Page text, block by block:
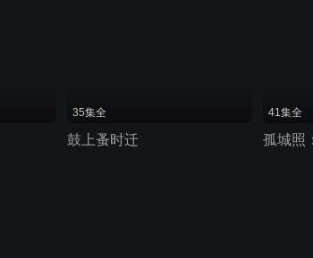
35集全
鼓上蚤时迁
41集全
孤城照